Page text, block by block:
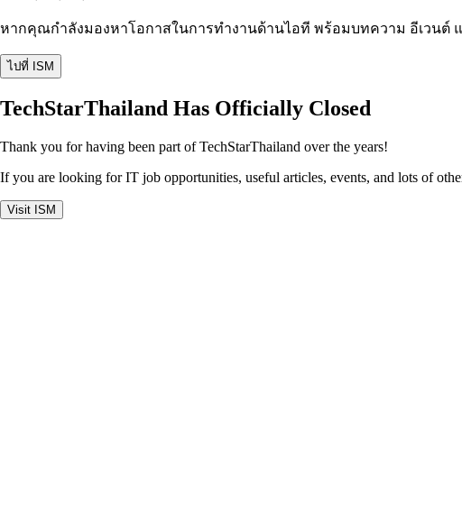
หากคุณกำลังมองหาโอกาสในการทำงานด้านไอที พร้อมบทความ อีเวนต์
ไปที่ ISM
TechStarThailand Has Officially Closed
Thank you for having been part of TechStarThailand over the years!
If you are looking for IT job opportunities, useful articles, events, and lots of
Visit ISM